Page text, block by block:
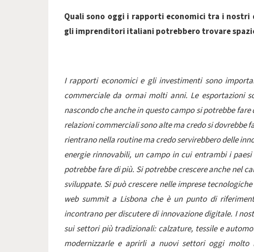
Quali sono oggi i rapporti economici tra i
gli imprenditori italiani potrebbero trovare
I rapporti economici e gli investimenti sono
commerciale da ormai molti anni. Le esportazioni
nascondo che anche in questo campo si potrebbe
relazioni commerciali sono alte ma credo si dovrebbe
rientrano nella routine ma credo servirebbero delle
energie rinnovabili, un campo in cui entrambi i
potrebbe fare di più. Si potrebbe crescere anche nel
sviluppate. Si può crescere nelle imprese
web summit a Lisbona che è un punto di
incontrano per discutere di innovazione digitale. I
sui settori più tradizionali: calzature, tessile e
modernizzarle e aprirli a nuovi settori oggi